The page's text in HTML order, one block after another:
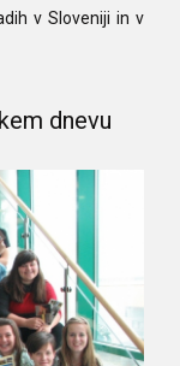
v Sloveniji in v
dnevu